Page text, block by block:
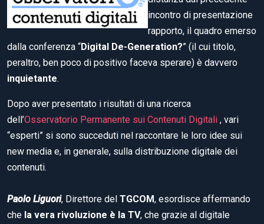
incontro di presentazione
rapporto, il quadro emerso
dalla conferenza “Digital De-Generation?” (il cui titolo,
peraltro, ben poco di positivo faceva sperare) è davvero
inquietante.
Dopo aver presentato i risultati di una ricerca
dell’Osservatorio Permanente sui Contenuti Digitali , vari
“esperti” si sono succeduti nel raccontare le loro idee sui
new media e, in generale, sulla distribuzione digitale dei
contenuti.
Paolo Liguori, Direttore del TGCOM, esordisce affermando
che la vera rivoluzione è la TV, che grazie al digitale